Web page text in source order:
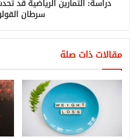
دراسة: التمارين الرياضية قد
سرطان
مقالات ذات صلة